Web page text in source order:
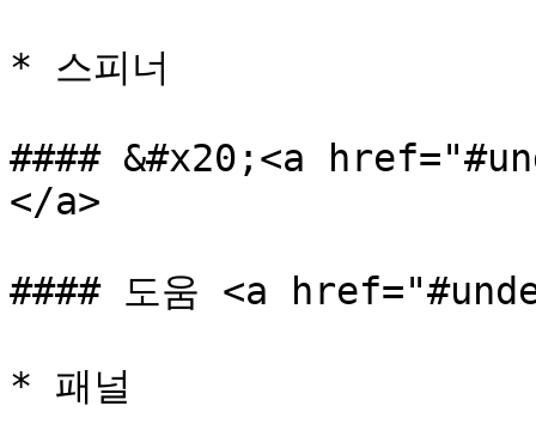
* 스피너
#### &#x20;<a
</a>
#### 도움 <a
* 패널